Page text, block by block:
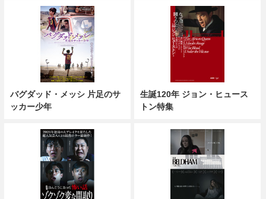
バグダッド・メッシ 片足のサ
ッカー少年
生誕120年 ジョン・ヒュース
トン特集